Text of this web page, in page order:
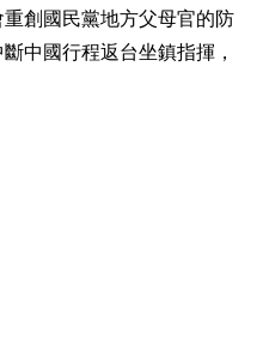
創國民黨地方父母官的防
中國行程返台坐鎮指揮，